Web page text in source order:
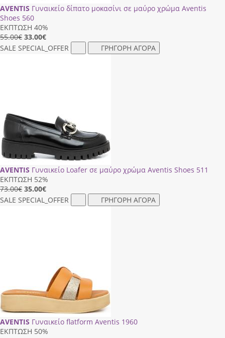
AVENTIS Γυναικείο δίπατο μοκασίνι σε μαύρο χρώμα Aventis
Shoes 560
ΕΚΠΤΩΣΗ 40%
55.00€ 33.00€
SALE SPECIAL_OFFER ΓΡΗΓΟΡΗ ΑΓΟΡΑ
AVENTIS Γυναικείο Loafer σε μαύρο χρώμα Aventis Shoes 511
ΕΚΠΤΩΣΗ 52%
73.00€ 35.00€
SALE SPECIAL_OFFER ΓΡΗΓΟΡΗ ΑΓΟΡΑ
AVENTIS Γυναικείο flatform Aventis 1960
ΕΚΠΤΩΣΗ 50%